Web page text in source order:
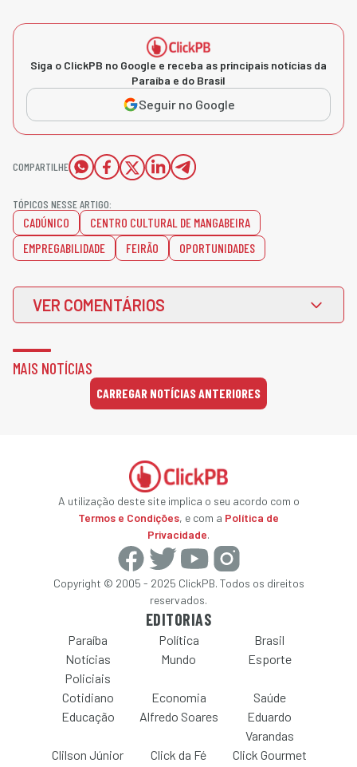
Siga o ClickPB no Google e receba as principais notícias da
Paraíba e do Brasil
Seguir no Google
COMPARTILHE
TÓPICOS NESSE ARTIGO:
CADÚNICO
CENTRO CULTURAL DE MANGABEIRA
EMPREGABILIDADE
FEIRÃO OPORTUNIDADES
VER COMENTÁRIOS
MAIS NOTÍCIAS
CARREGAR NOTÍCIAS ANTERIORES
A utilização deste site implica o seu acordo com o
Termos e Condições, e com a Política de
Privacidade.
Copyright © 2005 - 2025 ClickPB. Todos os direitos
reservados.
EDITORIAS
Paraíba Política
Brasil
Notícias
Policiais
Mundo Esporte
Cotidiano Economia
Saúde
Educação
Alfredo Soares
Eduardo
Varandas
Clilson Júnior
Click da Fé
Click Gourmet